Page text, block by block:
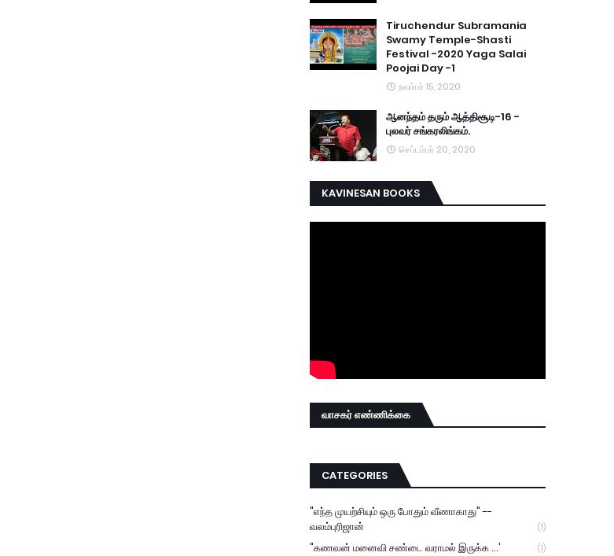
Tiruchendur Subramania
Swamy Temple-Shasti
Festival -2020 Yaga Salai
Poojai Day -1
நவம்பர் 15, 2020
ஆனந்தம் தரும் ஆத்திசூடி-16 -
புலவர் சங்கரலிங்கம்.
செப்டம்பர் 20, 2020
KAVINESAN BOOKS
வாசகர் எண்ணிக்கை
CATEGORIES
"எந்த முயற்சியும் ஒரு போதும் வீணாகாது" --
வலம்புரிஜான்
(1)
"கணவன் மனைவி சண்டை வராமல் இருக்க ...' (1)